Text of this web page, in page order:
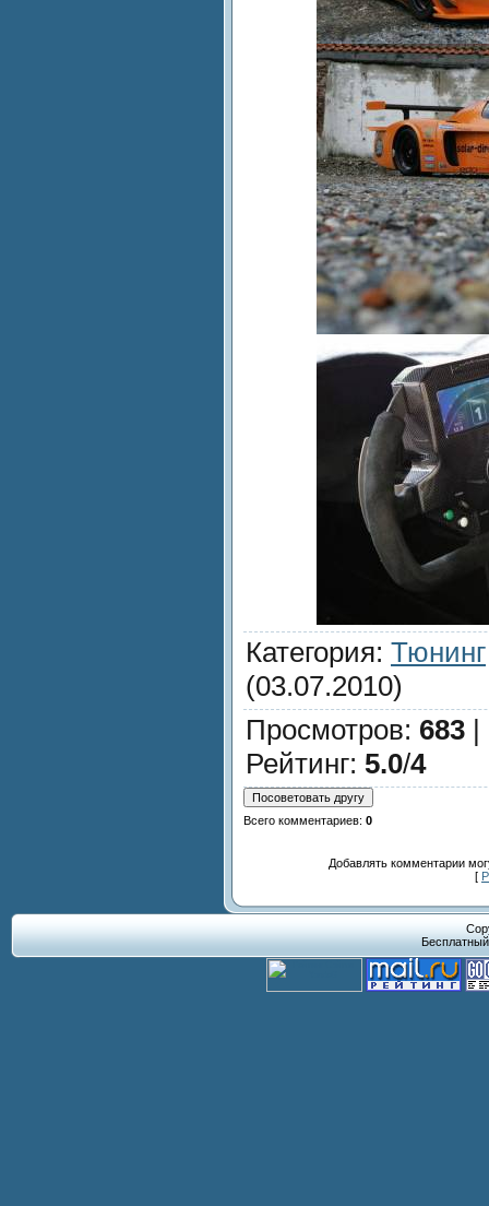
Категория: Тюнинг
(03.07.2010)
Просмотров: 683 |
Рейтинг: 5.0/4
Всего комментариев: 0
Добавлять комментарии
[